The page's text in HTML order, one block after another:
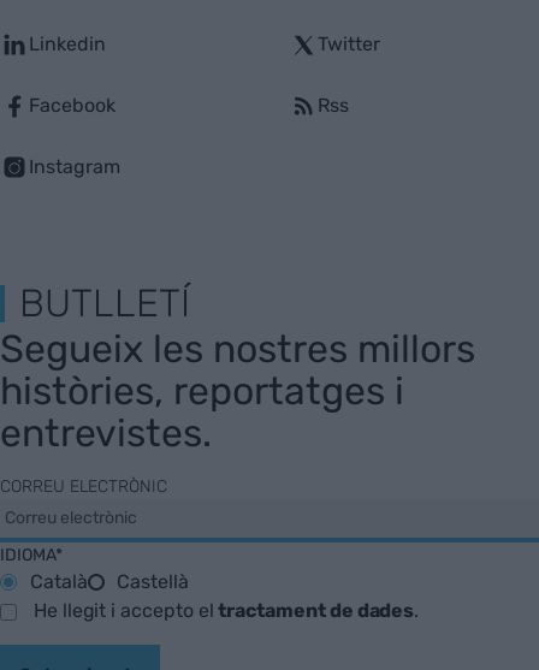
Linkedin
Facebook
Instagram
Twitter
Rss
BUTLLETÍ
Segueix les nostres millors
històries, reportatges i
entrevistes.
CORREU ELECTRÒNIC
IDIOMA*
Català
Castellà
He llegit i accepto eltractament de dades.